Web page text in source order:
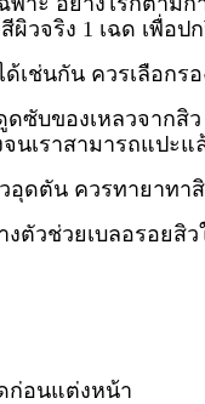
ผิวจริง 1 เฉด เพื่อ
เช่นกัน ควรเลือกร
ซับของเหลวจากสิ
เราสามารถแปะแ
อุดตัน ควรทายาท
ตัวช่วยเบลอรอย
ก่อนแต่งหน้า